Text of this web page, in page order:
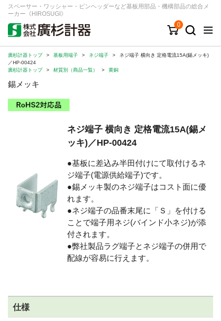
スペーサー・ワッシャー・ピンヘッダーなど基板用部品・機構部品の総合メ
ーカー《HIROSUGI》
0
キーワード 品番/シリーズ
商品カテゴリから探す
ジャンルから探す
シリーズから探す
注文・見積りについて
ご利用ガイド
お問い合わせ窓口
会社情報
廣杉計器トップ > 基板用端子 > ネジ端子 >
ネジ端子 横向き 定格電流15A(錫メッキ)
／HP-00424
廣杉計器トップ
> 材質別（商品一覧） > 黄銅
錫メッキ
ネジ端子 横向き 定格電流15A(錫メ
ッキ)／HP-00424
●基板に差込み半田付けにて取付けるネ
ジ端子(電源供給端子)です。
●錫メッキ製のネジ端子はコスト面に優
れます。
●ネジ端子の品番末尾に「Ｓ」を付ける
ことで端子用ネジ(バインド小ネジ)が添
付されます。
●弊社製品ラグ端子とネジ端子の併用で
配線が容易に行えます。
仕様